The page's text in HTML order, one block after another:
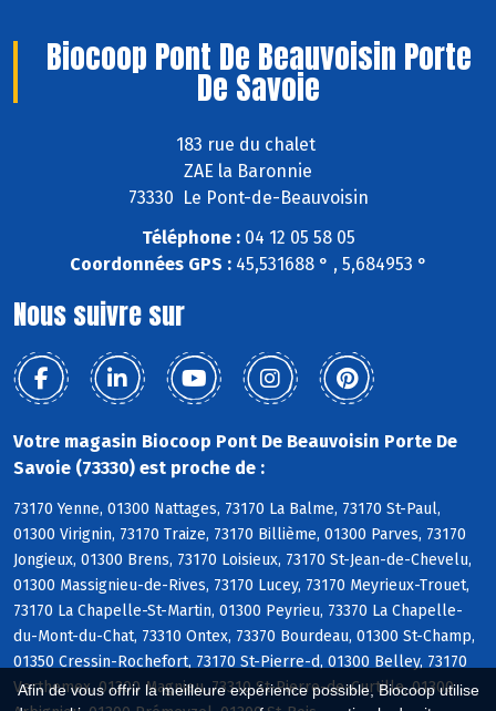
Afin de vous offrir la meilleure expérience possible, Biocoop utilise
Biocoop Pont De Beauvoisin Porte
De Savoie
183 rue du chalet
ZAE la Baronnie
73330 Le Pont-de-Beauvoisin
Téléphone :04 12 05 58 05
Coordonnées GPS :45,531688 ° , 5,684953 °
Nous suivre sur
Votre magasin Biocoop Pont De Beauvoisin Porte De
Savoie (73330) est proche de :
73170 Yenne, 01300 Nattages, 73170 La Balme, 73170 St-Paul,
01300 Virignin, 73170 Traize, 73170 Billième, 01300 Parves, 73170
Jongieux, 01300 Brens, 73170 Loisieux, 73170 St-Jean-de-Chevelu,
01300 Massignieu-de-Rives, 73170 Lucey, 73170 Meyrieux-Trouet,
73170 La Chapelle-St-Martin, 01300 Peyrieu, 73370 La Chapelle-
du-Mont-du-Chat, 73310 Ontex, 73370 Bourdeau, 01300 St-Champ,
01350 Cressin-Rochefort, 73170 St-Pierre-d, 01300 Belley, 73170
Verthemex, 01300 Magnieu, 73310 St-Pierre-de-Curtille, 01300